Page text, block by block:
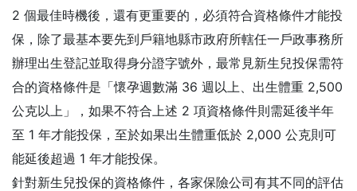
2 個最佳時機後，還有更重要的，必須符合資格條件才能投
保，除了最基本要先到戶籍地縣市政府所轄任一戶政事務所
辦理出生登記並取得身分證字號外，最常見新生兒投保需符
合的資格條件是「懷孕週數滿 36 週以上、出生體重 2,500
公克以上」，如果不符合上述 2 項資格條件則需延後半年
至 1 年才能投保，至於如果出生體重低於 2,000 公克則可
能延後超過 1 年才能投保。
針對新生兒投保的資格條件，各家保險公司有其不同的評估